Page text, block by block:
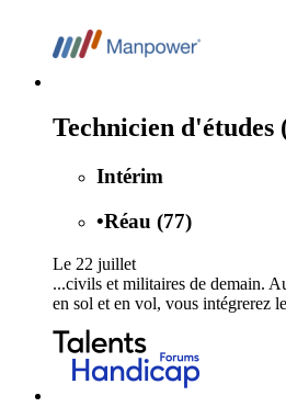
Technicien d'études
Intérim
•Réau (77)
Le 22 juillet
...civils et militaires de demain.
en sol et en vol, vous intégrerez